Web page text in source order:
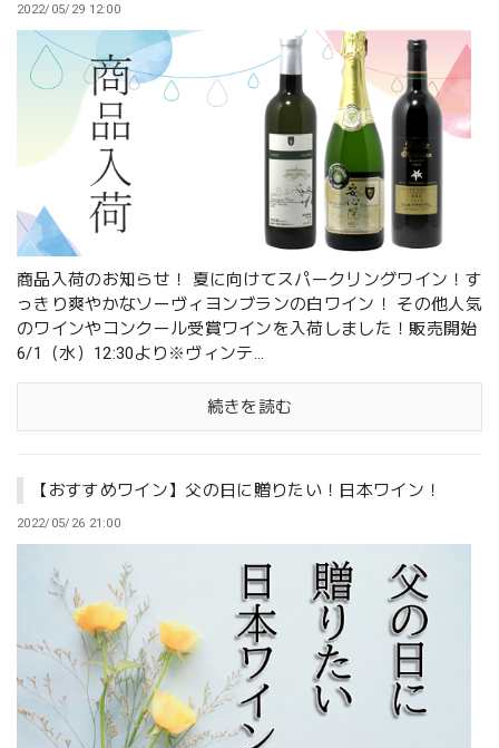
2022/05/29 12:00
商品入荷のお知らせ！ 夏に向けてスパークリングワイン！す
っきり爽やかなソーヴィヨンブランの白ワイン！ その他人気
のワインやコンクール受賞ワインを入荷しました！販売開始
6/1（水）12:30より※ヴィンテ...
続きを読む
【おすすめワイン】父の日に贈りたい！日本ワイン！
2022/05/26 21:00